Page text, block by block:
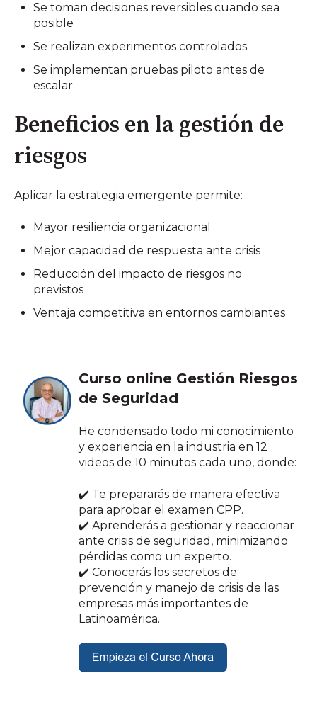
Se toman decisiones reversibles cuando sea
posible
Se realizan experimentos controlados
Se implementan pruebas piloto antes de
escalar
Beneficios en la gestión de
riesgos
Aplicar la estrategia emergente permite:
Mayor resiliencia organizacional
Mejor capacidad de respuesta ante crisis
Reducción del impacto de riesgos no
previstos
Ventaja competitiva en entornos cambiantes
Curso online Gestión Riesgos
de Seguridad
He condensado todo mi conocimiento
y experiencia en la industria en 12
videos de 10 minutos cada uno, donde:
✔️ Te prepararás de manera efectiva
para aprobar el examen CPP.
✔️ Aprenderás a gestionar y reaccionar
ante crisis de seguridad, minimizando
pérdidas como un experto.
✔️ Conocerás los secretos de
prevención y manejo de crisis de las
empresas más importantes de
Latinoamérica.